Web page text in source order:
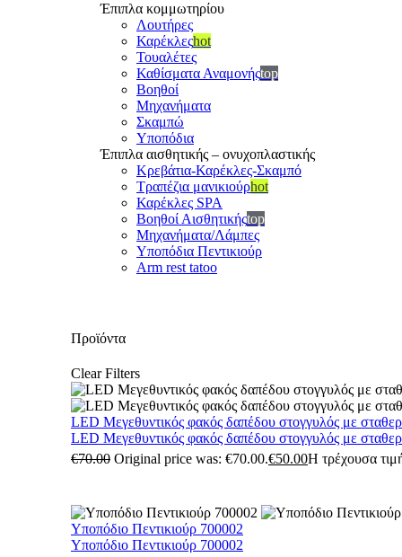
Έπιπλα κομμωτηρίου
Λουτήρες
Καρέκλεςhot
Τουαλέτες
Καθίσματα Αναμονήςtop
Βοηθοί
Μηχανήματα
Σκαμπώ
Υποπόδια
Έπιπλα αισθητικής – ονυχοπλαστικής
Κρεβάτια-Καρέκλες-Σκαμπό
Τραπέζια μανικιούρhot
Καρέκλες SPA
Βοηθοί Αισθητικήςtop
Μηχανήματα/Λάμπες
Υποπόδια Πεντικιούρ
Arm rest tatoo
Προϊόντα
Clear Filters
LED Μεγεθυντικός φακός δαπέδου στογγυλός με
LED Μεγεθυντικός φακός δαπέδου στογγυλός με
€70.00 Original price was: €70.00.€50.00Η τρέχουσα
Υποπόδιο Πεντικιούρ 700002
Υποπόδιο Πεντικιούρ 700002